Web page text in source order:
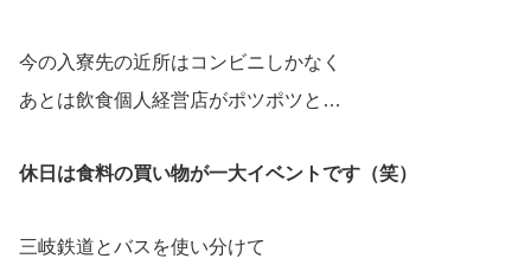
今の入寮先の近所はコンビニしかなく
あとは飲食個人経営店がポツポツと…
休日は食料の買い物が一大イベントです（笑）
三岐鉄道とバスを使い分けて